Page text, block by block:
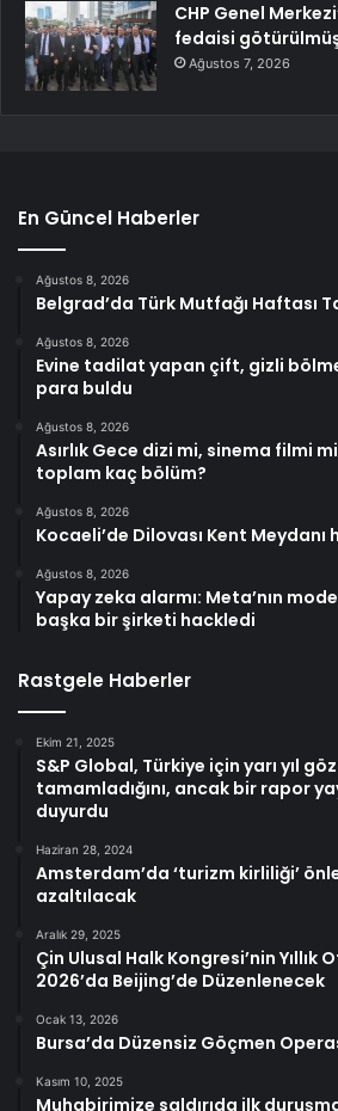
CHP Genel
fedaisi
Ağustos 7, 2026
En Güncel Haberler
Ağustos 8, 2026
Belgrad’da Türk Mutfağı Haftası
Ağustos 8, 2026
Evine tadilat yapan çift, gizli
para buldu
Ağustos 8, 2026
Asırlık Gece dizi mi, sinema filmi
toplam kaç bölüm?
Ağustos 8, 2026
Kocaeli’de Dilovası Kent Meydanı
Ağustos 8, 2026
Yapay zeka alarmı: Meta’nın
başka bir şirketi hackledi
Rastgele Haberler
Ekim 21, 2025
S&P Global, Türkiye için yarı yıl
tamamladığını, ancak bir rapor
duyurdu
Haziran 28, 2024
Amsterdam’da ‘turizm kirliliği’
azaltılacak
Aralık 29, 2025
Çin Ulusal Halk Kongresi’nin Yıllık
2026’da Beijing’de Düzenlenecek
Ocak 13, 2026
Bursa’da Düzensiz Göçmen
Kasım 10, 2025
Muhabirimize saldırıda ilk